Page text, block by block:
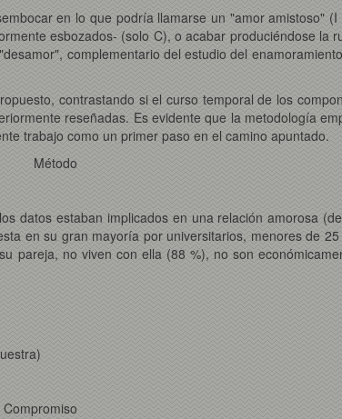
en lo que podría llamarse un "amor amistoso"
esbozados- (solo C), o acabar produciéndose la
complementario del estudio del
contrastando si el curso temporal de los
reseñadas. Es evidente que la metodología
trabajo como un primer paso en el camino apuntado.
Método
datos estaban implicados en una relación amorosa
en su gran mayoría por universitarios, menores de
pareja, no viven con ella (88 %), no son